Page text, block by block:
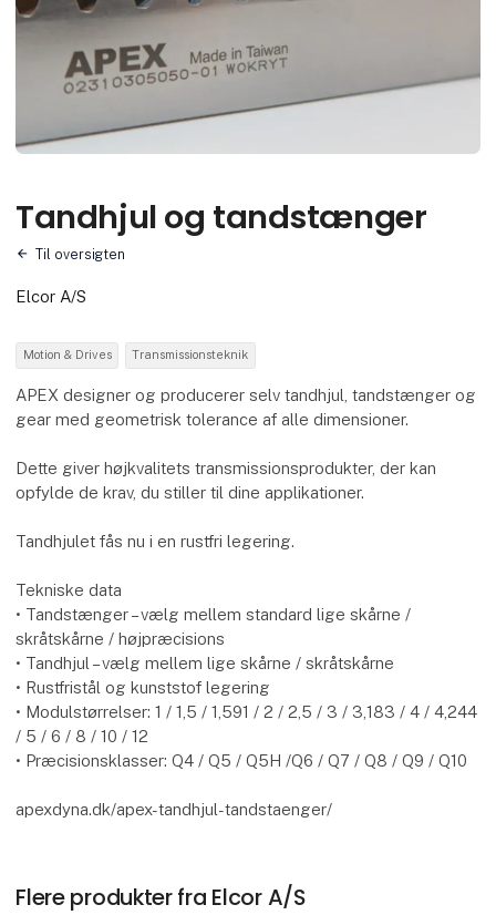
Tandhjul og tandstænger
Til oversigten
Elcor A/S
Motion & Drives Transmissionsteknik
APEX designer og producerer selv tandhjul, tandstænger og
gear med geometrisk tolerance af alle dimensioner.
Dette giver højkvalitets transmissionsprodukter, der kan
opfylde de krav, du stiller til dine applikationer.
Tandhjulet fås nu i en rustfri legering.
Tekniske data
• Tandstænger – vælg mellem standard lige skårne /
skråtskårne / højpræcisions
• Tandhjul – vælg mellem lige skårne / skråtskårne
• Rustfristål og kunststof legering
• Modulstørrelser: 1 / 1,5 / 1,591 / 2 / 2,5 / 3 / 3,183 / 4 / 4,244
/ 5 / 6 / 8 / 10 / 12
• Præcisionsklasser: Q4 / Q5 / Q5H /Q6 / Q7 / Q8 / Q9 / Q10
apexdyna.dk/apex-tandhjul-tandstaenger/
Flere produkter fra Elcor A/S